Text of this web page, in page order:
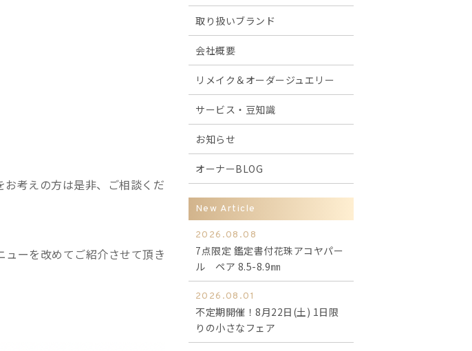
お考えの方は是非、ご相談くだ
ーを改めてご紹介させて頂き
取り扱いブランド
会社概要
リメイク＆オーダージュエリー
サービス・豆知識
お知らせ
オーナーBLOG
New Article
2026.08.08
7点限定 鑑定書付花珠アコヤパー
ル ペア 8.5-8.9㎜
2026.08.01
不定期開催！8月22日(土) 1日限
りの小さなフェア